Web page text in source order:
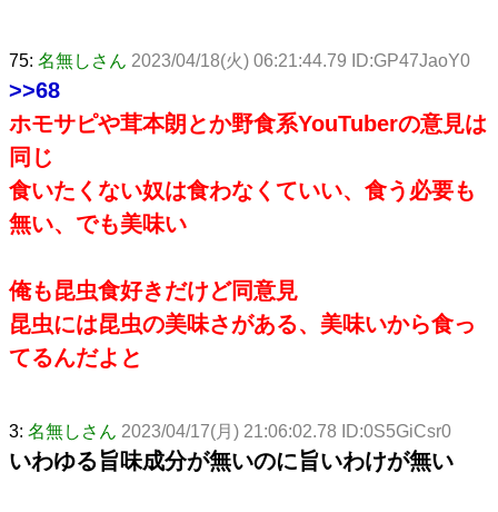
75: 名無しさん 2023/04/18(火) 06:21:44.79 ID:GP47JaoY0
>>68
ホモサピや茸本朗とか野食系YouTuberの意見は
同じ
食いたくない奴は食わなくていい、食う必要も
無い、でも美味い
俺も昆虫食好きだけど同意見
昆虫には昆虫の美味さがある、美味いから食っ
てるんだよと
3: 名無しさん 2023/04/17(月) 21:06:02.78 ID:0S5GiCsr0
いわゆる旨味成分が無いのに旨いわけが無い